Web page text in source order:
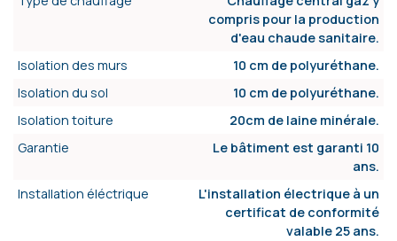
compris pour la production
d'eau chaude sanitaire.
Isolation des murs
10 cm de polyuréthane.
Isolation du sol
10 cm de polyuréthane.
Isolation toiture
20cm de laine minérale.
Garantie
Le bâtiment est garanti 10
ans.
Installation éléctrique
L'installation électrique à un
certificat de conformité
valable 25 ans.